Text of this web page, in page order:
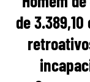
de